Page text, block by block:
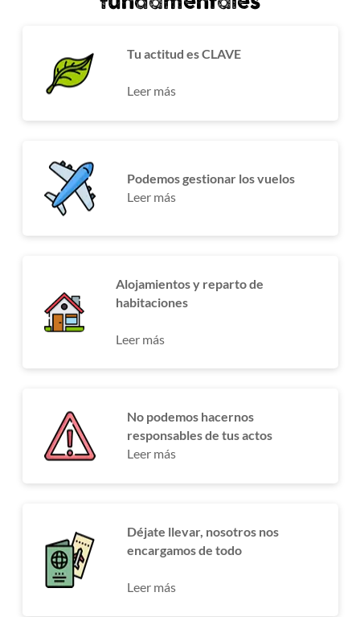
Tu actitud es CLAVE
Leer más
Podemos gestionar los vuelos
Leer más
Alojamientos y reparto de
habitaciones
Leer más
No podemos hacernos
responsables de tus actos
Leer más
Déjate llevar, nosotros nos
encargamos de todo
Leer más